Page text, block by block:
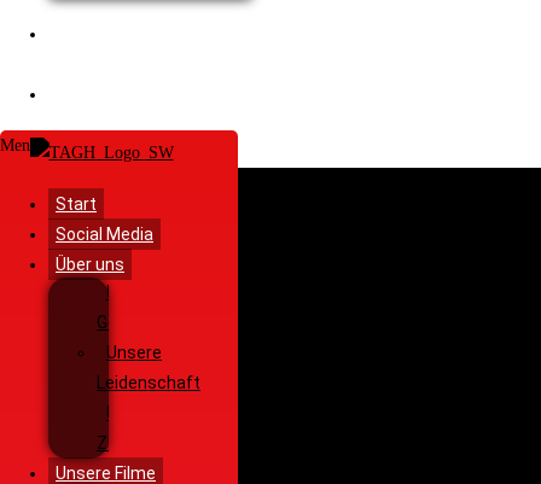
Menü
Start
Social Media
Über uns
Unsere
Geschichte
Unsere
Leidenschaft
Unsere
Ziele
Unsere Filme